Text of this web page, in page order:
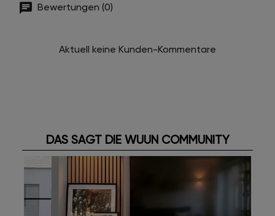
Bewertungen (0)
Aktuell keine Kunden-Kommentare
DAS SAGT DIE WUUN COMMUNITY